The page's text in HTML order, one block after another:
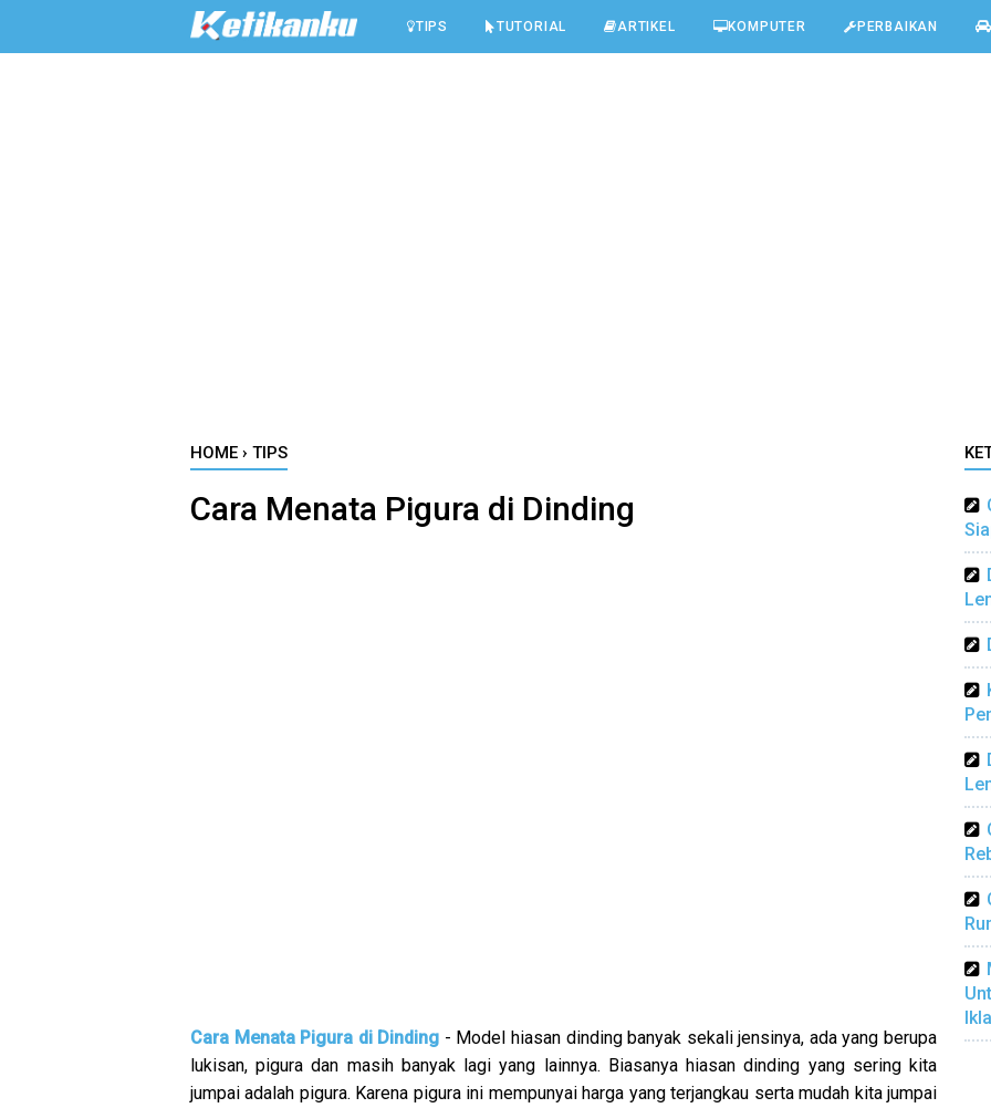
TIPS TUTORIAL ARTIKEL KOMPUTER PERBAIKAN
HOME › TIPS
Cara Menata Pigura di Dinding
Cara Menata Pigura di Dinding - Model hiasan dinding banyak sekali jensinya, ada yang berupa
lukisan, pigura dan masih banyak lagi yang lainnya. Biasanya hiasan dinding yang sering kita
jumpai adalah pigura. Karena pigura ini mempunyai harga yang terjangkau serta mudah kita jumpai